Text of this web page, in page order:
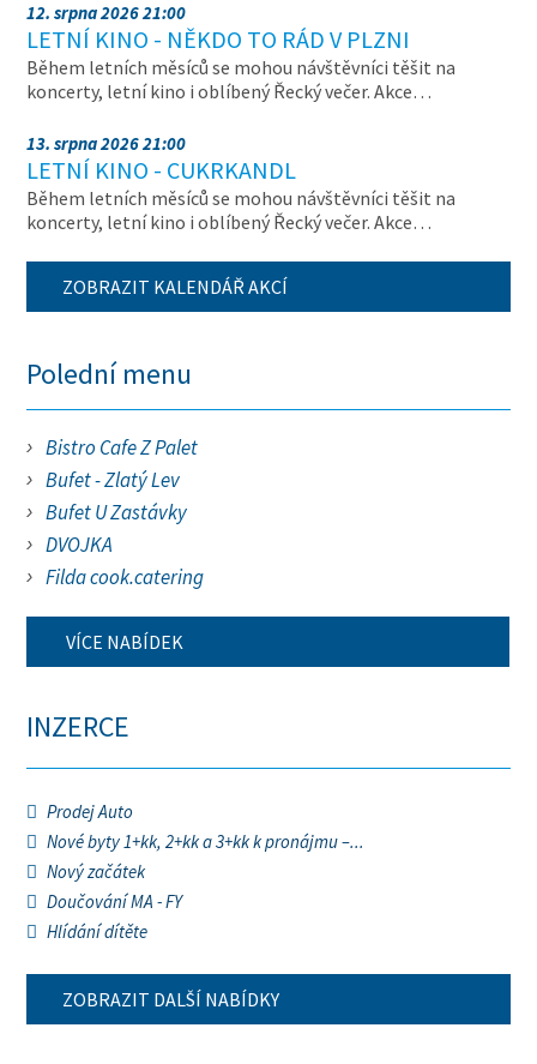
12. srpna 2026 21:00
LETNÍ KINO - NĚKDO TO RÁD V PLZNI
Během letních měsíců se mohou návštěvníci těšit na
koncerty, letní kino i oblíbený Řecký večer. Akce…
13. srpna 2026 21:00
LETNÍ KINO - CUKRKANDL
Během letních měsíců se mohou návštěvníci těšit na
koncerty, letní kino i oblíbený Řecký večer. Akce…
ZOBRAZIT KALENDÁŘ AKCÍ
Polední menu
Bistro Cafe Z Palet
Bufet - Zlatý Lev
Bufet U Zastávky
DVOJKA
Filda cook.catering
VÍCE NABÍDEK
INZERCE
Prodej Auto
Nové byty 1+kk, 2+kk a 3+kk k pronájmu –...
Nový začátek
Doučování MA - FY
Hlídání dítěte
ZOBRAZIT DALŠÍ NABÍDKY